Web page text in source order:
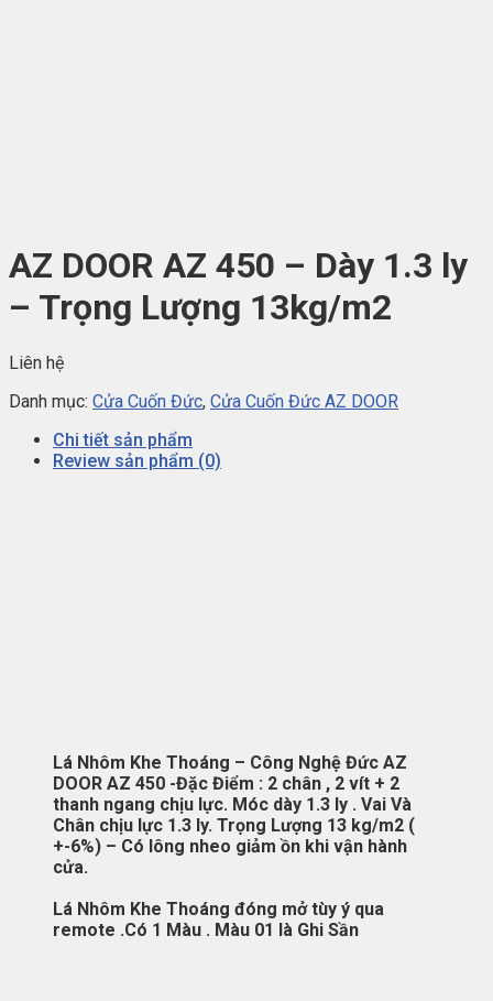
AZ DOOR AZ 450 – Dày 1.3 ly
– Trọng Lượng 13kg/m2
Liên hệ
Danh mục: Cửa Cuốn Đức, Cửa Cuốn Đức AZ DOOR
Chi tiết sản phẩm
Review sản phẩm (0)
Lá Nhôm Khe Thoáng – Công Nghệ Đức AZ
DOOR AZ 450 -Đặc Điểm : 2 chân , 2 vít + 2
thanh ngang chịu lực. Móc dày 1.3 ly . Vai Và
Chân chịu lực 1.3 ly. Trọng Lượng 13 kg/m2 (
+-6%) – Có lông nheo giảm ồn khi vận hành
cửa.
Lá Nhôm Khe Thoáng đóng mở tùy ý qua
remote .Có 1 Màu . Màu 01 là Ghi Sần